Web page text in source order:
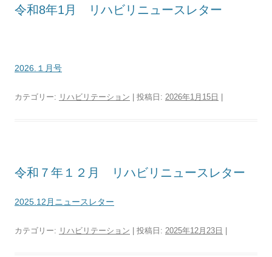
令和8年1月 リハビリニュースレター
2026.１月号
カテゴリー: リハビリテーション | 投稿日: 2026年1月15日
令和７年１２月 リハビリニュースレター
2025.12月ニュースレター
カテゴリー: リハビリテーション | 投稿日: 2025年12月23日